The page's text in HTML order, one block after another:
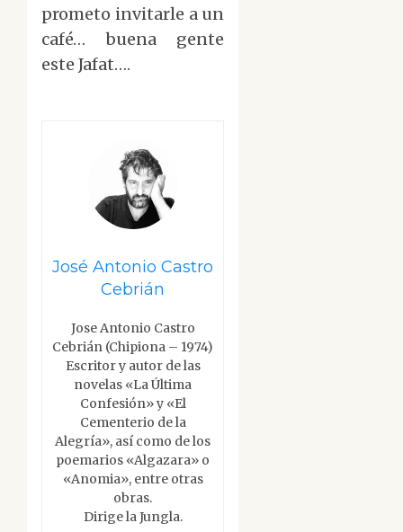
prometo invitarle a un
café… buena gente
este Jafat….
José Antonio Castro
Cebrián
Jose Antonio Castro
Cebrián (Chipiona – 1974)
Escritor y autor de las
novelas «La Última
Confesión» y «El
Cementerio de la
Alegría», así como de los
poemarios «Algazara» o
«Anomia», entre otras
obras.
Dirige la Jungla.